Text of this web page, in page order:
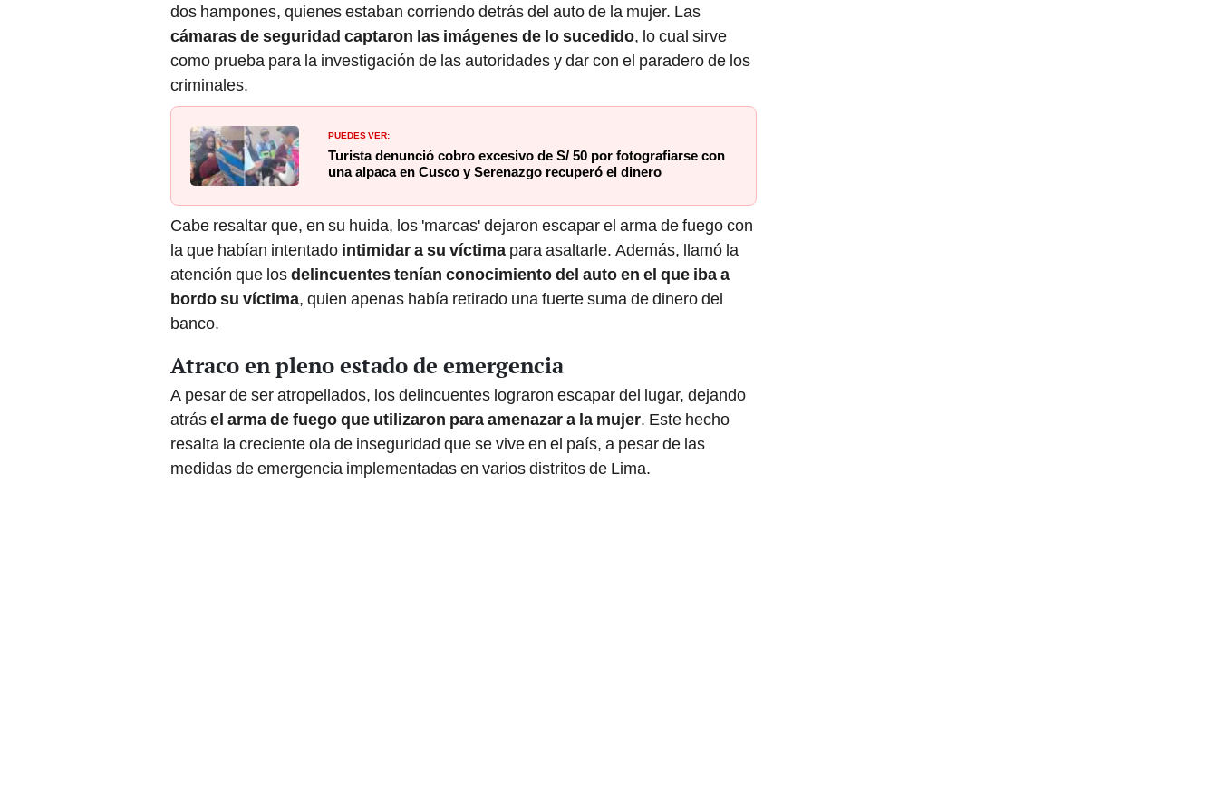
dos hampones, quienes estaban corriendo detrás del auto de la mujer. Las
cámaras de seguridad captaron las imágenesde lo sucedido, lo cual sirve
como prueba para la investigación de las autoridades y dar con el paradero de los
criminales.
PUEDES VER:
Turista denunció cobro excesivo de S/ 50 por fotografiarse con
una alpaca en Cusco y Serenazgo recuperó el dinero
Cabe resaltar que, en su huida, los 'marcas' dejaron escapar el arma de fuego con
la que habían intentado intimidar a su víctima para asaltarle. Además, llamó la
atención que losdelincuentes tenían conocimiento del auto en el que iba a
bordo su víctima, quien apenas había retirado una fuerte suma de dinero del
banco.
Atraco en pleno estado de emergencia
A pesar de ser atropellados, los delincuentes lograron escapar del lugar, dejando
atrásel arma de fuego que utilizaron para amenazar a la mujer. Este hecho
resalta la creciente ola de inseguridad que se vive en el país, a pesar de las
medidas de emergencia implementadas en varios distritos de Lima.